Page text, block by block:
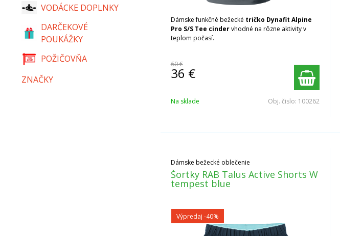
Dámske funkčné bežecké tričko Dynafit Alpine
Pro S/S Tee cindervhodné na rôzne aktivity v
teplom počasí.
60 €
36 €
Na sklade Obj. čislo: 100262
Dámske bežecké oblečenie
Šortky RAB Talus Active Shorts W
tempest blue
Výpredaj -40%
VODÁCKE DOPLNKY
DARČEKOVÉ
POUKÁŽKY
POŽIČOVŇA
ZNAČKY